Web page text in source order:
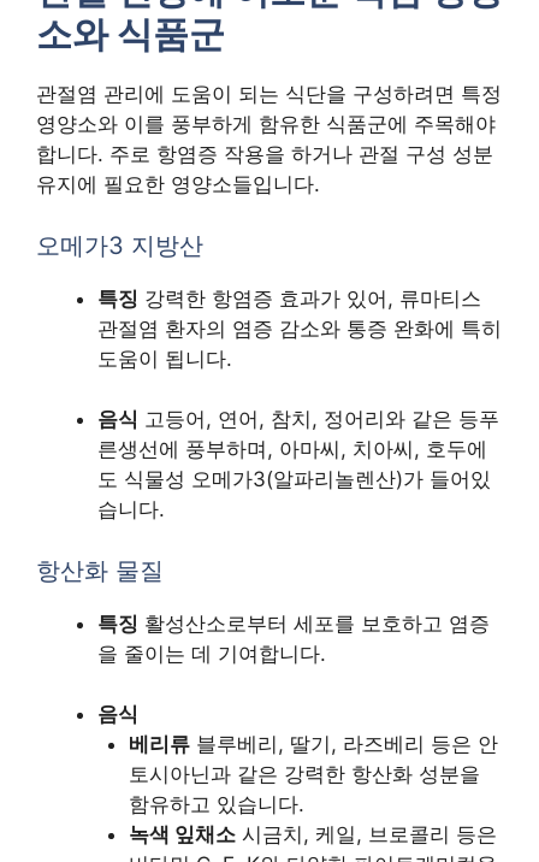
소와 식품군
관절염 관리에 도움이 되는 식단을 구성하려면 특정
영양소와 이를 풍부하게 함유한 식품군에 주목해야
합니다. 주로 항염증 작용을 하거나 관절 구성 성분
유지에 필요한 영양소들입니다.
오메가3 지방산
특징 강력한 항염증 효과가 있어, 류마티스
관절염 환자의 염증 감소와 통증 완화에 특히
도움이 됩니다.
음식 고등어, 연어, 참치, 정어리와 같은 등푸
른생선에 풍부하며, 아마씨, 치아씨, 호두에
도 식물성 오메가3(알파리놀렌산)가 들어있
습니다.
항산화 물질
특징 활성산소로부터 세포를 보호하고 염증
을 줄이는 데 기여합니다.
음식
베리류블루베리, 딸기, 라즈베리 등은 안
토시아닌과 같은 강력한 항산화 성분을
함유하고 있습니다.
녹색 잎채소시금치, 케일, 브로콜리 등은